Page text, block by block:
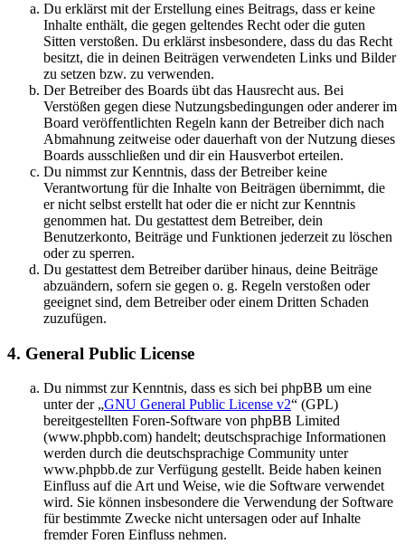
Du erklärst mit der Erstellung eines Beitrags, dass er keine
Inhalte enthält, die gegen geltendes Recht oder die guten
Sitten verstoßen. Du erklärst insbesondere, dass du das Recht
besitzt, die in deinen Beiträgen verwendeten Links und Bilder
zu setzen bzw. zu verwenden.
Der Betreiber des Boards übt das Hausrecht aus. Bei
Verstößen gegen diese Nutzungsbedingungen oder anderer im
Board veröffentlichten Regeln kann der Betreiber dich nach
Abmahnung zeitweise oder dauerhaft von der Nutzung dieses
Boards ausschließen und dir ein Hausverbot erteilen.
Du nimmst zur Kenntnis, dass der Betreiber keine
Verantwortung für die Inhalte von Beiträgen übernimmt, die
er nicht selbst erstellt hat oder die er nicht zur Kenntnis
genommen hat. Du gestattest dem Betreiber, dein
Benutzerkonto, Beiträge und Funktionen jederzeit zu löschen
oder zu sperren.
Du gestattest dem Betreiber darüber hinaus, deine Beiträge
abzuändern, sofern sie gegen o. g. Regeln verstoßen oder
geeignet sind, dem Betreiber oder einem Dritten Schaden
zuzufügen.
4. General Public License
Du nimmst zur Kenntnis, dass es sich bei phpBB um eine
unter der „GNU General Public License v2“ (GPL)
bereitgestellten Foren-Software von phpBB Limited
(www.phpbb.com) handelt; deutschsprachige Informationen
werden durch die deutschsprachige Community unter
www.phpbb.de zur Verfügung gestellt. Beide haben keinen
Einfluss auf die Art und Weise, wie die Software verwendet
wird. Sie können insbesondere die Verwendung der Software
für bestimmte Zwecke nicht untersagen oder auf Inhalte
fremder Foren Einfluss nehmen.